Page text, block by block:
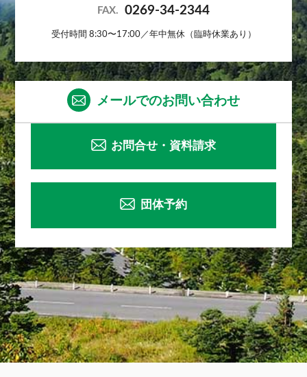
FAX. 0269-34-2344
受付時間 8:30〜17:00／年中無休（臨時休業あり）
メールでのお問い合わせ
お問合せ・資料請求
団体予約